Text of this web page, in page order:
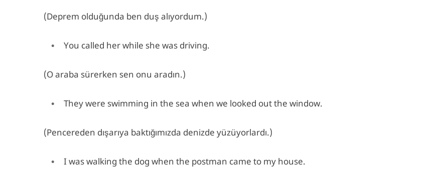
(Deprem olduğunda ben duş alıyordum.)
You called her while she was driving.
(O araba sürerken sen onu aradın.)
They were swimming in the sea when we looked out the window.
(Pencereden dışarıya baktığımızda denizde yüzüyorlardı.)
I was walking the dog when the postman came to my house.